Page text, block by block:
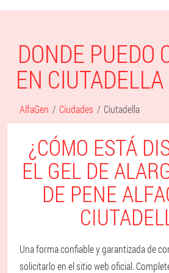
DONDE PUEDO
EN
AlfaGen Ciudades Ciutadella
¿CÓMO ESTÁ
EL GEL DE
DE PENE
Una forma confiable y garantizada de
solicitarlo en el sitio web oficial.